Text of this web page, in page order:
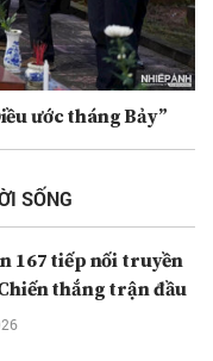
ước tháng Bảy”
SỐNG
167 tiếp nối truyền
thắng trận đầu